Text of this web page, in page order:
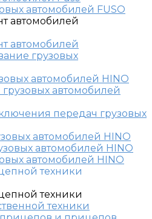
автомобилей FUSO
автомобилей
автомобилей
грузовых
автомобилей HINO
автомобилей
передач грузовых
автомобилей HINO
автомобилей HINO
автомобилей HINO
техники
техники
техники